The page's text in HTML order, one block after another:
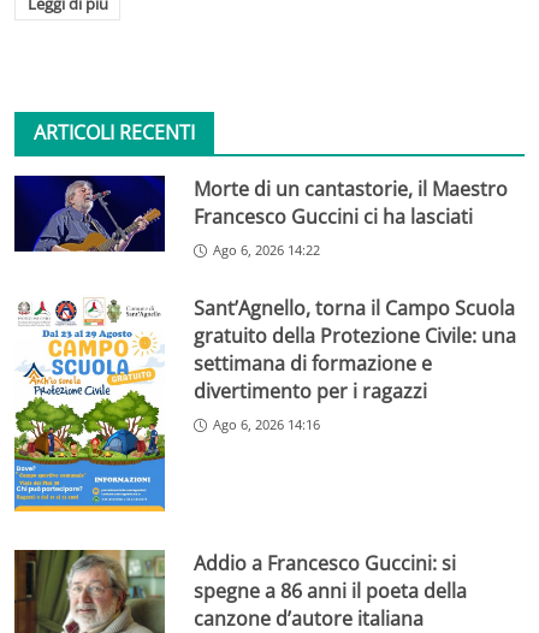
ARTICOLI RECENTI
Morte di un cantastorie, il Maestro
Francesco Guccini ci ha lasciati
Ago 6, 2026 14:22
Sant’Agnello, torna il Campo Scuola
gratuito della Protezione Civile: una
settimana di formazione e
divertimento per i ragazzi
Ago 6, 2026 14:16
Addio a Francesco Guccini: si
spegne a 86 anni il poeta della
canzone d’autore italiana